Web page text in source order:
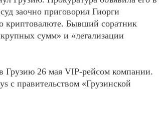
заочно приговорил Гиорги
криптовалюте. Бывший соратник
сумм» и «легализации
Грузию 26 мая VIP-рейсом компании.
с правительством «Грузинской